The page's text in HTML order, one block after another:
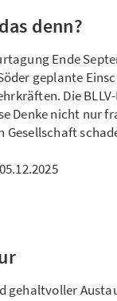
denn?
Ende
geplante
Die
Denke nicht nur
Gesellschaft
05.12.2025
gehaltvoller